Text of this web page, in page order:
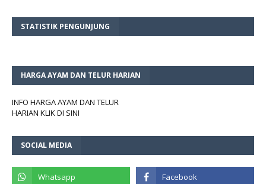
STATISTIK PENGUNJUNG
HARGA AYAM DAN TELUR HARIAN
INFO HARGA AYAM DAN TELUR
HARIAN KLIK DI SINI
SOCIAL MEDIA